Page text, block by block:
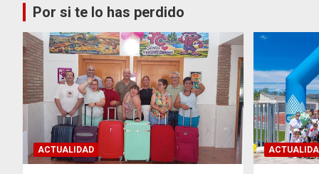
Por si te lo has perdido
ACTUALIDAD